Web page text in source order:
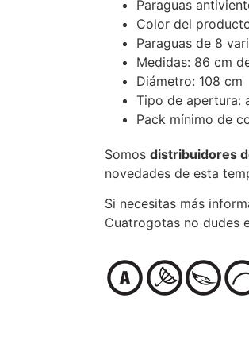
Paraguas
Color del
Paraguas de 8
Medidas: 86 cm
Diámetro: 108 cm
Tipo de apertura:
Pack mínimo de
Somos distribuidores
novedades de esta
Si necesitas más
Cuatrogotas no dudes